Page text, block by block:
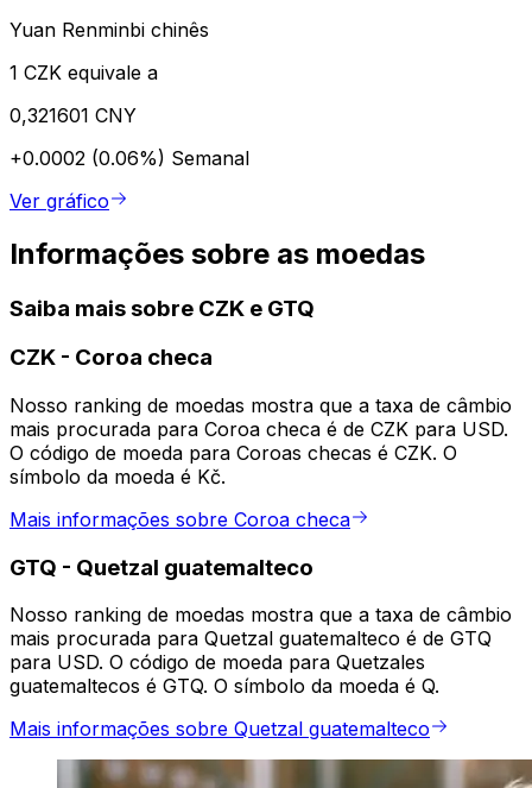
Yuan Renminbi chinês
1 CZK equivale a
0,321601 CNY
+0.0002 (0.06%) Semanal
Ver gráfico
Informações sobre as moedas
Saiba mais sobre CZK e GTQ
CZK - Coroa checa
Nosso ranking de moedas mostra que a taxa de câmbio
mais procurada para Coroa checa é de CZK para USD.
O código de moeda para Coroas checas é CZK. O
símbolo da moeda é Kč.
Mais informações sobre Coroa checa
GTQ - Quetzal guatemalteco
Nosso ranking de moedas mostra que a taxa de câmbio
mais procurada para Quetzal guatemalteco é de GTQ
para USD. O código de moeda para Quetzales
guatemaltecos é GTQ. O símbolo da moeda é Q.
Mais informações sobre Quetzal guatemalteco